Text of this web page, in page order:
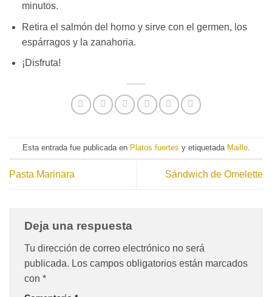
minutos.
Retira el salmón del horno y sirve con el germen, los
espárragos y la zanahoria.
¡Disfruta!
Esta entrada fue publicada en Platos fuertes y etiquetada Maille.
Pasta Marinara Sándwich de Omelette
Deja una respuesta
Tu dirección de correo electrónico no será
publicada. Los campos obligatorios están marcados
con *